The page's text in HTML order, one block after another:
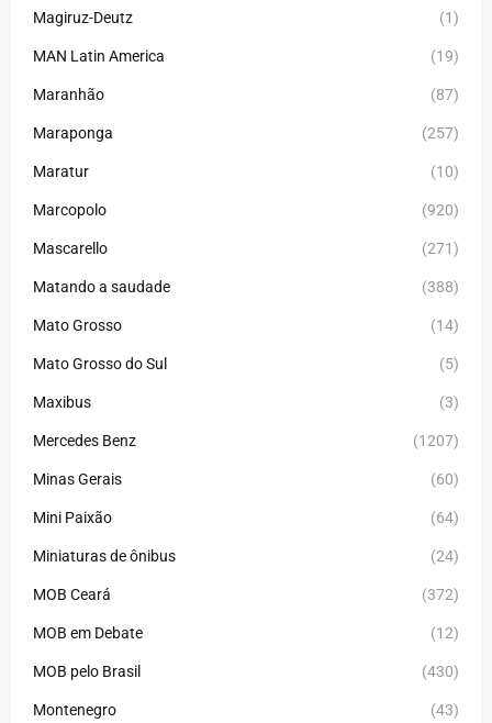
Magiruz-Deutz (1)
MAN Latin America (19)
Maranhão (87)
Maraponga (257)
Maratur (10)
Marcopolo (920)
Mascarello (271)
Matando a saudade (388)
Mato Grosso (14)
Mato Grosso do Sul (5)
Maxibus (3)
Mercedes Benz (1207)
Minas Gerais (60)
Mini Paixão (64)
Miniaturas de ônibus (24)
MOB Ceará (372)
MOB em Debate (12)
MOB pelo Brasil (430)
Montenegro (43)